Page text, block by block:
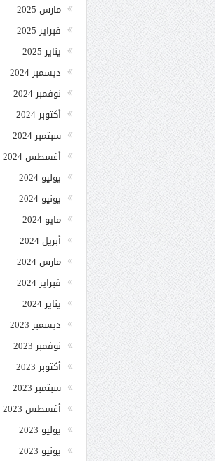
مارس 2025
فبراير 2025
يناير 2025
ديسمبر 2024
نوفمبر 2024
أكتوبر 2024
سبتمبر 2024
أغسطس 2024
يوليو 2024
يونيو 2024
مايو 2024
أبريل 2024
مارس 2024
فبراير 2024
يناير 2024
ديسمبر 2023
نوفمبر 2023
أكتوبر 2023
سبتمبر 2023
أغسطس 2023
يوليو 2023
يونيو 2023